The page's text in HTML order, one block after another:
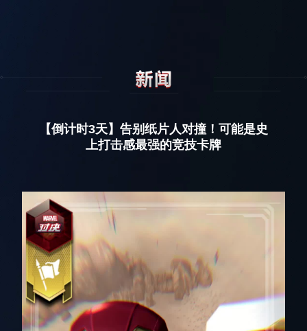
【倒计时3天】告别纸片人对撞！可能是史
上打击感最强的竞技卡牌